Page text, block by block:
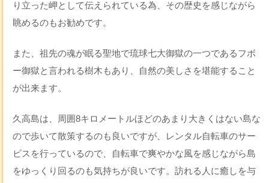
り立った岬として伝えられている為、その歴史を感じながら
眺めるのもお勧めです。
また、祖先の魂が眠る聖地で琉球七大御獄の一つであるフボ
ー御獄と言われる樹木もあり、自然の美しさを堪能すること
が出来ます。
久高島は、周囲8キロメートルほどのあまり大きくはない島な
ので歩いて散策するのも良いですが、レンタル自転車のサー
ビスを行っているので、自転車で爽やかな風を感じながら島
をゆっくり回るのも気持ちが良いです。訪れる人に癒しを与